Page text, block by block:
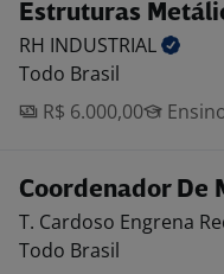
Estruturas
RH INDUSTRIAL
Todo Brasil
R$ 6.000,00
Coordenador De
T. Cardoso Engrena
Todo Brasil